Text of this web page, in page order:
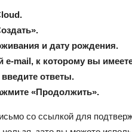
и дату рождения.
mail, к которому вы
ответы.
«Продолжить».
со ссылкой для